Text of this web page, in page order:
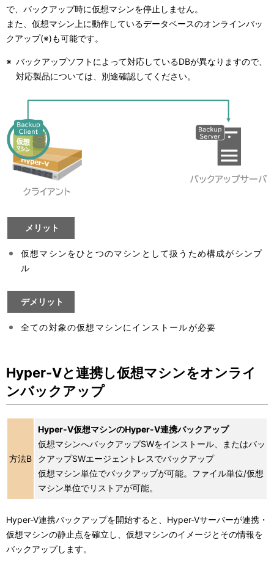
で、バックアップ時に仮想マシンを停止しません。
また、仮想マシン上に動作しているデータベースのオンラインバッ
クアップ(※)も可能です。
※ バックアップソフトによって対応しているDBが異なりますので、
対応製品については、別途確認してください。
メリット
仮想マシンをひとつのマシンとして扱うため構成がシンプ
ル
デメリット
全ての対象の仮想マシンにインストールが必要
Hyper-Vと連携し仮想マシンをオンライ
ンバックアップ
方法B
Hyper-V仮想マシンのHyper-V連携バックアップ
仮想マシンへバックアップSWをインストール、またはバッ
クアップSWエージェントレスでバックアップ
仮想マシン単位でバックアップが可能。ファイル単位/仮想
マシン単位でリストアが可能。
Hyper-V連携バックアップを開始すると、Hyper-Vサーバーが連携・
仮想マシンの静止点を確立し、仮想マシンのイメージとその情報を
バックアップします。